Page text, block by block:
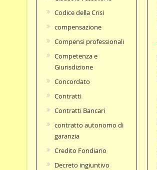
Codice della Crisi
compensazione
Compensi professionali
Competenza e
Giurisdizione
Concordato
Contratti
Contratti Bancari
contratto autonomo di
garanzia
Credito Fondiario
Decreto ingiuntivo